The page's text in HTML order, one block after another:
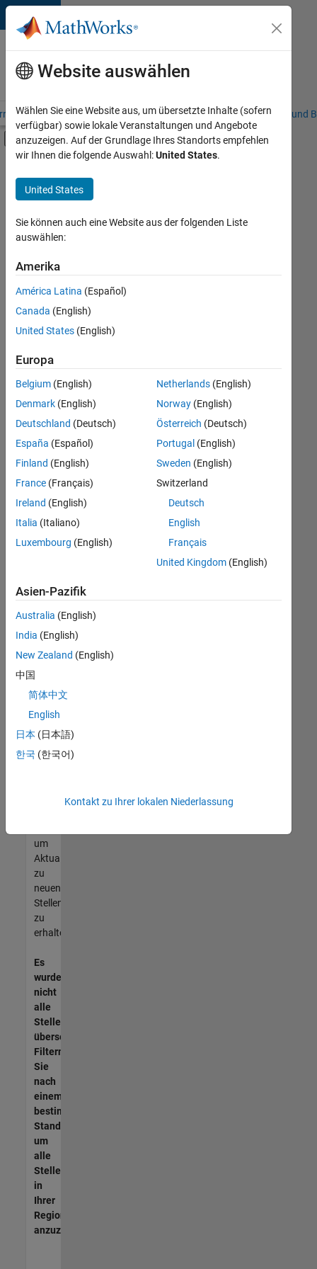
Weiter zum Inhalt
Karriere
bei
MathWorks
– Übersicht Stellensuche Niederlassungen Studierende und
Umschaltung für Off-Canvas-
Hauptinhalt
Information Technology
Commercial Sales
Education Sales
Inside Sales
Sales Operations
Marketing Communications
Marketing Services
Business Model Team
Legal
Büro- und Verwaltungsdienste
+10
Derzeit
es
keine
offenen
Stellen,
Ihren
Suchkriterien
entsprechen.
können
die
Suchkriterien
weiter
fassen
oder
alle
Stellenangebote
anzeigen .
noch
keine
offenen
Stellen
können,
die
Ihren
entsprechen,
werden
unseres
um
Aktualisierungen
zu
neuen
Stellenangeboten
zu
erhalten.
Es
wurden
nicht
alle
Stellen
übersetzt.
Filtern
Sie
nach
einem
bestimmten
Standort,
um
alle
Stellenangebote
in
Ihrer
Region
anzuzeigen.
Website auswählen
Wählen Sie eine Website aus, um übersetzte Inhalte (sofern
verfügbar) sowie lokale Veranstaltungen und Angebote
anzuzeigen. Auf der Grundlage Ihres Standorts empfehlen
wir Ihnen die folgende Auswahl:United States.
United States
Sie können auch eine Website aus der folgenden Liste
auswählen:
Amerika
América Latina (Español)
Canada (English)
United States (English)
Europa
Belgium (English)
Denmark (English)
Deutschland (Deutsch)
España (Español)
Finland (English)
France (Français)
Ireland (English)
Italia (Italiano)
Luxembourg (English)
Netherlands(English)
Norway(English)
Österreich (Deutsch)
Portugal (English)
Sweden (English)
Switzerland
Deutsch
English
Français
United Kingdom(English)
Asien-Pazifik
Australia (English)
India (English)
New Zealand (English)
中国
简体中文
English
日本 (日本語)
한국 (한국어)
Kontakt zu Ihrer lokalen Niederlassung